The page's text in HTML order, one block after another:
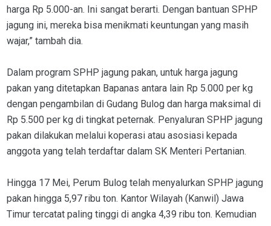
harga Rp 5.000-an. Ini sangat berarti. Dengan bantuan SPHP
jagung ini, mereka bisa menikmati keuntungan yang masih
wajar,” tambah dia.
Dalam program SPHP jagung pakan, untuk harga jagung
pakan yang ditetapkan Bapanas antara lain Rp 5.000 per kg
dengan pengambilan di Gudang Bulog dan harga maksimal di
Rp 5.500 per kg di tingkat peternak. Penyaluran SPHP jagung
pakan dilakukan melalui koperasi atau asosiasi kepada
anggota yang telah terdaftar dalam SK Menteri Pertanian.
Hingga 17 Mei, Perum Bulog telah menyalurkan SPHP jagung
pakan hingga 5,97 ribu ton. Kantor Wilayah (Kanwil) Jawa
Timur tercatat paling tinggi di angka 4,39 ribu ton. Kemudian